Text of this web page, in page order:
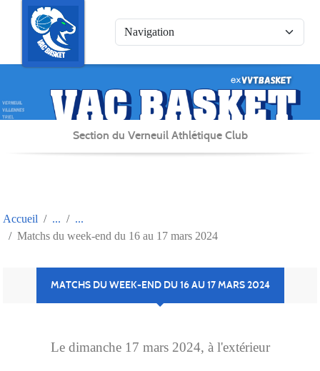
Section du Verneuil Athlétique Club
Accueil
Matchs du week-end du 16 au 17 mars 2024
MATCHS DU WEEK-END DU 16 AU 17 MARS 2024
Le dimanche 17 mars 2024, à l'extérieur
Panneau de gestion des cookies